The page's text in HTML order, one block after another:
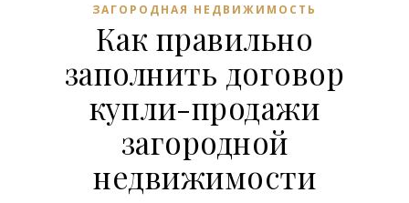
ЗАГОРОДНАЯ НЕДВИЖИМОСТЬ
Как правильно
заполнить договор
купли-продажи
загородной
недвижимости